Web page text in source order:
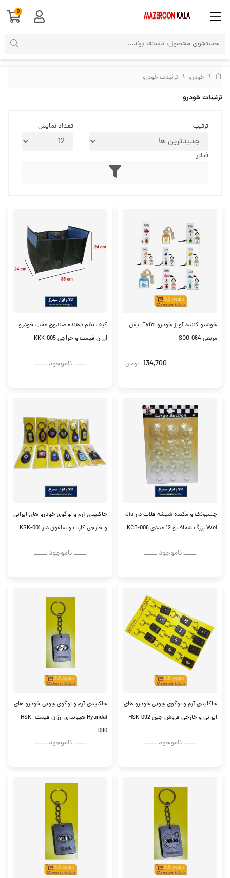
خودرو تزئینات خودرو
تزئینات خودرو
ترتیب تعداد نمایش
فیلتر
خوشبو کننده آویز خودرو Eyfel ایفل
مربعی SOO-064
134,700 تومان
کیف نظم دهنده صندوق عقب خودرو
ارزان قیمت و حراجی KKK-005
ــــــ ناموجود ــــــ
چسبونک و مکنده شیشه قلاب دار Jia
Wei بزرگ شفاف و 12 عددی KCB-006
ــــــ ناموجود ــــــ
جاکلیدی آرم و لوگوی خودرو های ایرانی
و خارجی کارت و سلفون دار KSK-001
ــــــ ناموجود ــــــ
جاکلیدی آرم و لوگوی چوبی خودرو های
ایرانی و خارجی فروش جین HSK-092
ــــــ ناموجود ــــــ
جاکلیدی آرم و لوگوی چوبی خودرو های
Hyundai هیوندای ارزان قیمت HSK-
080
ــــــ ناموجود ــــــ
0